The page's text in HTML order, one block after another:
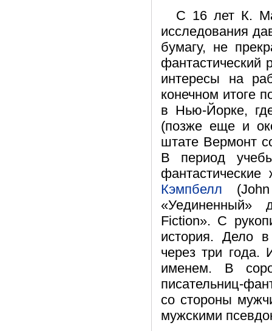
С 16 лет К.
исследования
бумагу, не
фантастический
интересы на
конечном итоге
в Нью-Йорке,
(позже еще и
штате Вермонт
В период
Кэмпбелл
«Уединенный»
Fiction». С
история. Дело
через три года.
именем. В
писательниц-
со стороны
мужскими